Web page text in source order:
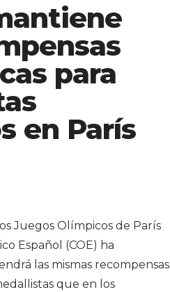
para
en París
Juegos Olímpicos de París
Español (COE) ha
las mismas recompensas
que en los